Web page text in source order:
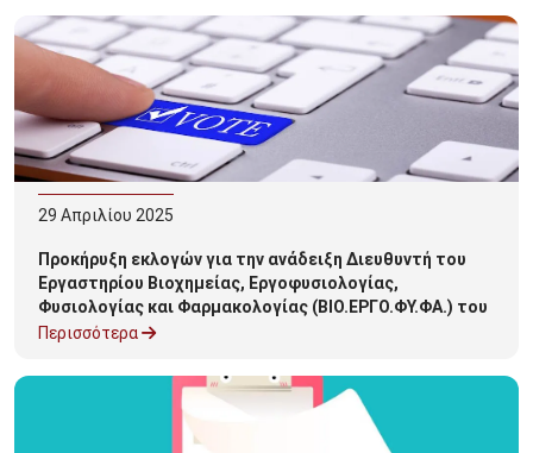
29 Απριλίου 2025
Προκήρυξη εκλογών για την ανάδειξη Διευθυντή του
Εργαστηρίου Βιοχημείας, Εργοφυσιολογίας,
Φυσιολογίας και Φαρμακολογίας (ΒΙΟ.ΕΡΓΟ.ΦΥ.ΦΑ.) του
Τμήματος Επιστήμης Διατροφής και Διαιτολογίας
Περισσότερα